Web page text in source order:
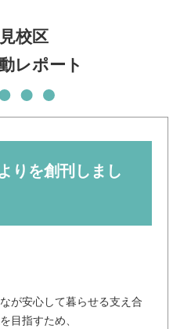
校区
レポート
りを創刊しまし
が安心して暮らせる支え合
目指すため、